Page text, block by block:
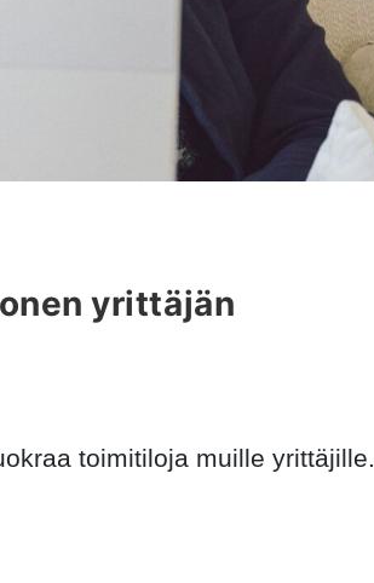
yrittäjän
toimitiloja muille yrittäjille.